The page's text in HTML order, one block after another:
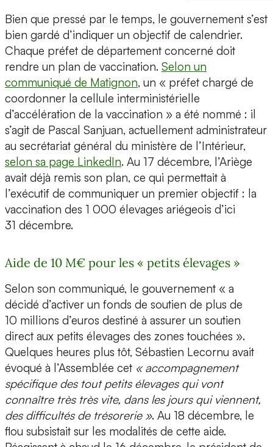
Bien que pressé par le temps, le gouvernement s’est
bien gardé d’indiquer un objectif de calendrier.
Chaque préfet de département concerné doit
rendre un plan de vaccination. Selon un
communiqué de Matignon, un « préfet chargé de
coordonner la cellule interministérielle
d’accélération de la vaccination » a été nommé : il
s’agit de Pascal Sanjuan, actuellement administrateur
au secrétariat général du ministère de l’Intérieur,
selon sa page LinkedIn. Au 17 décembre, l’Ariège
avait déjà remis son plan, ce qui permettait à
l’exécutif de communiquer un premier objectif : la
vaccination des 1 000 élevages ariégeois d’ici
31 décembre.
Aide de 10 M€ pour les « petits élevages »
Selon son communiqué, le gouvernement « a
décidé d’activer un fonds de soutien de plus de
10 millions d’euros destiné à assurer un soutien
direct aux petits élevages des zones touchées ».
Quelques heures plus tôt, Sébastien Lecornu avait
évoqué à l’Assemblée cet « accompagnement
spécifique des tout petits élevages qui vont
connaître très très vite, dans les jours qui viennent,
des difficultés de trésorerie ». Au 18 décembre, le
flou subsistait sur les modalités de cette aide.